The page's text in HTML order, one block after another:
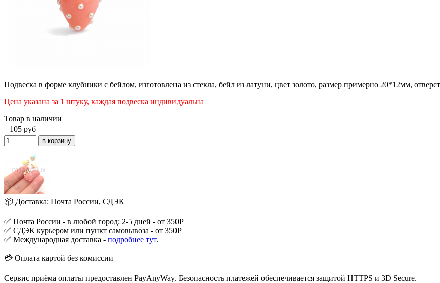
Подвеска в форме клубники с бейлом, изготовлена из стекла, бейл из латуни, цвет золото, размер примерно 20*12мм,
Цена указана за 1 штуку, каждая подвеска индивидуальна
Товар в наличии
105 руб
📦 Доставка: Почта России, СДЭК
✅ Почта России - в любой город: 2-5 дней - от 350Р
✅ СДЭК курьером или пункт самовывоза - от 350Р
✅ Международная доставка - подробнее тут.
💳 Оплата картой без комиссии
Сервис приёма оплаты предоставлен PayAnyWay. Безопасность платежей обеспечивается защитой HTTPS и 3D Secure.